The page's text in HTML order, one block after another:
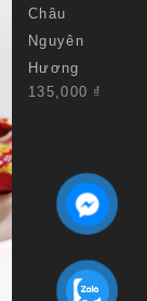
Châu
Nguyên
Hương
135,000 ₫